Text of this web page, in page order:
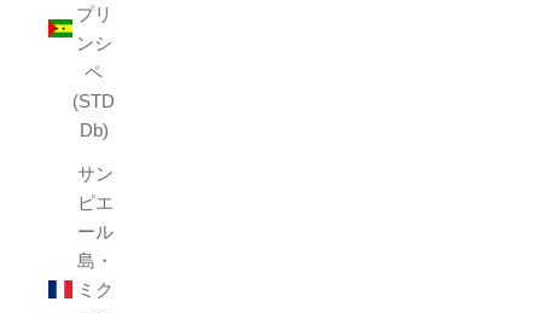
プリ
ンシ
ペ
(STD
Db)
サン
ピエ
ール
島・
ミク